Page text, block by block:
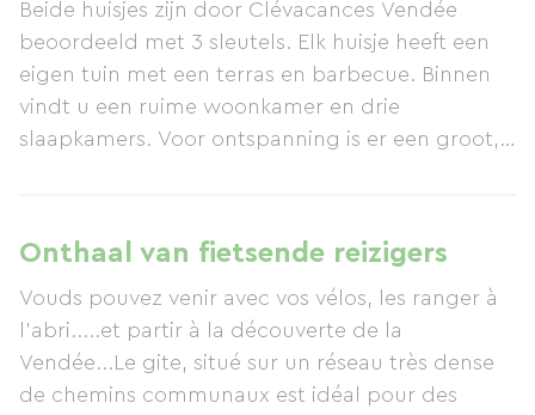
Beide huisjes zijn door Clévacances Vendée
beoordeeld met 3 sleutels. Elk huisje heeft een
eigen tuin met een terras en barbecue. Binnen
vindt u een ruime woonkamer en drie
slaapkamers. Voor ontspanning is er een groot,
Onthaal van fietsende reizigers
Vouds pouvez venir avec vos vélos, les ranger à
l'abri.....et partir à la découverte de la
Vendée...Le gite, situé sur un réseau très dense
de chemins communaux est idéal pour des